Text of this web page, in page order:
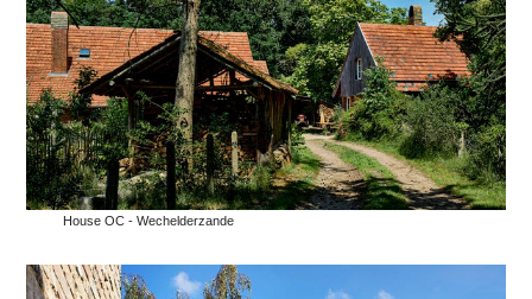
House OC - Wechelderzande